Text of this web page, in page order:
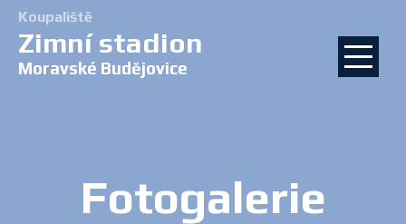
Koupaliště
Zimní stadion
Moravské Budějovice
Fotogalerie